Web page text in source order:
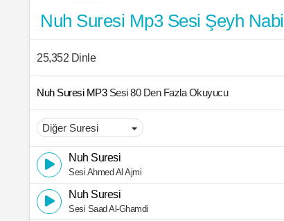
Nuh Suresi Mp3 Sesi Şeyh
25,352 Dinle
Nuh Suresi MP3 Sesi 80 Den Fazla Okuyucu
Nuh Suresi
Sesi Ahmed Al Ajmi
Nuh Suresi
Sesi Saad Al-Ghamdi